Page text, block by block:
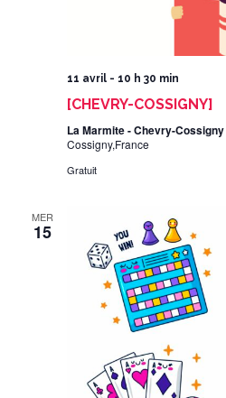
11 avril - 10 h 30 min
[CHEVRY-COSSIGNY]
La Marmite - Chevry-Cossigny
Cossigny,France
Gratuit
MER
15